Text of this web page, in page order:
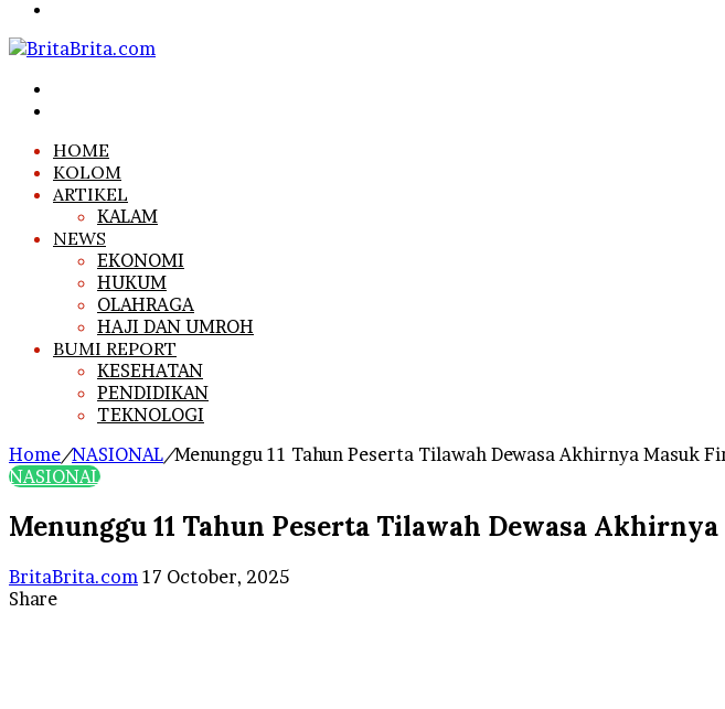
HOME
KOLOM
ARTIKEL
KALAM
NEWS
EKONOMI
HUKUM
OLAHRAGA
HAJI DAN UMROH
BUMI REPORT
KESEHATAN
PENDIDIKAN
TEKNOLOGI
Home/NASIONAL/Menunggu 11 Tahun Peserta Tilawah Dewasa Akhirnya Masuk
NASIONAL
Menunggu 11 Tahun Peserta Tilawah Dewasa
BritaBrita.com Send
17 October, 2025
Share